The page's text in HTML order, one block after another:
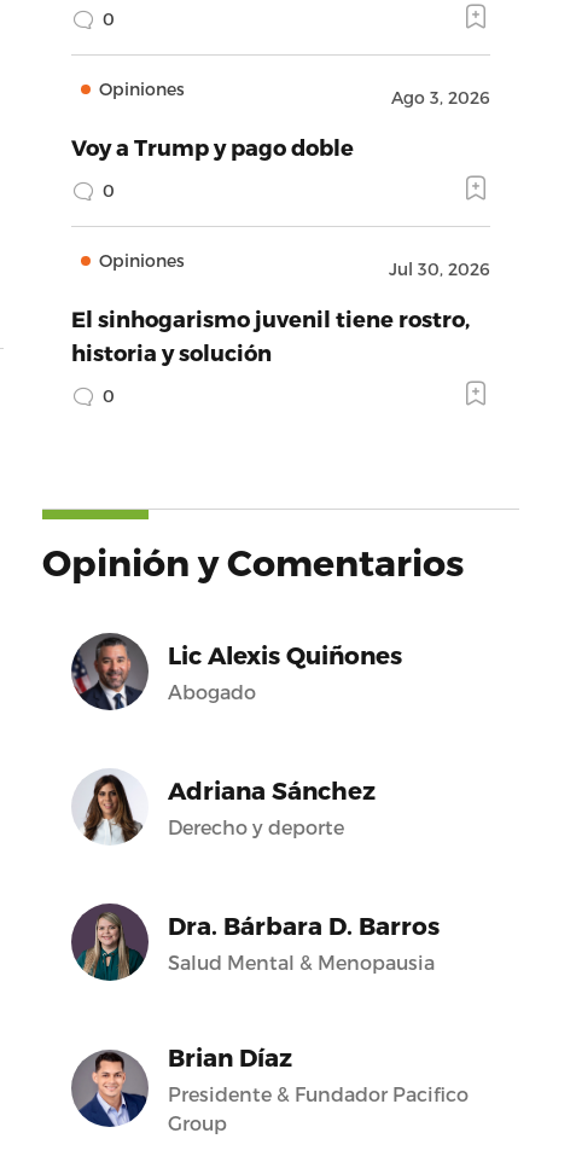
0
Opiniones Ago 3, 2026
Voy a Trump y pago doble
0
Opiniones Jul 30, 2026
El sinhogarismo juvenil tiene rostro,
historia y solución
0
Opinión y Comentarios
Lic Alexis Quiñones
Abogado
Adriana Sánchez
Derecho y deporte
Dra. Bárbara D. Barros
Salud Mental & Menopausia
Brian Díaz
Presidente & Fundador Pacifico
Group